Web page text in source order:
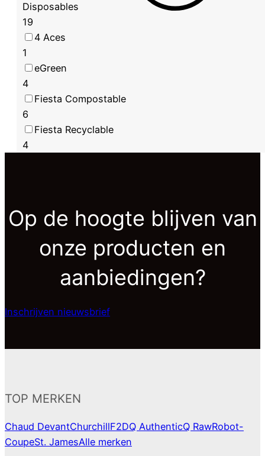
Disposables
19
4 Aces
1
eGreen
4
Fiesta Compostable
6
Fiesta Recyclable
4
Op de hoogte blijven van
onze producten en
aanbiedingen?
Inschrijven nieuwsbrief
TOP MERKEN
Chaud DevantChurchillF2DQ AuthenticQ RawRobot-
CoupeSt. JamesAlle merken